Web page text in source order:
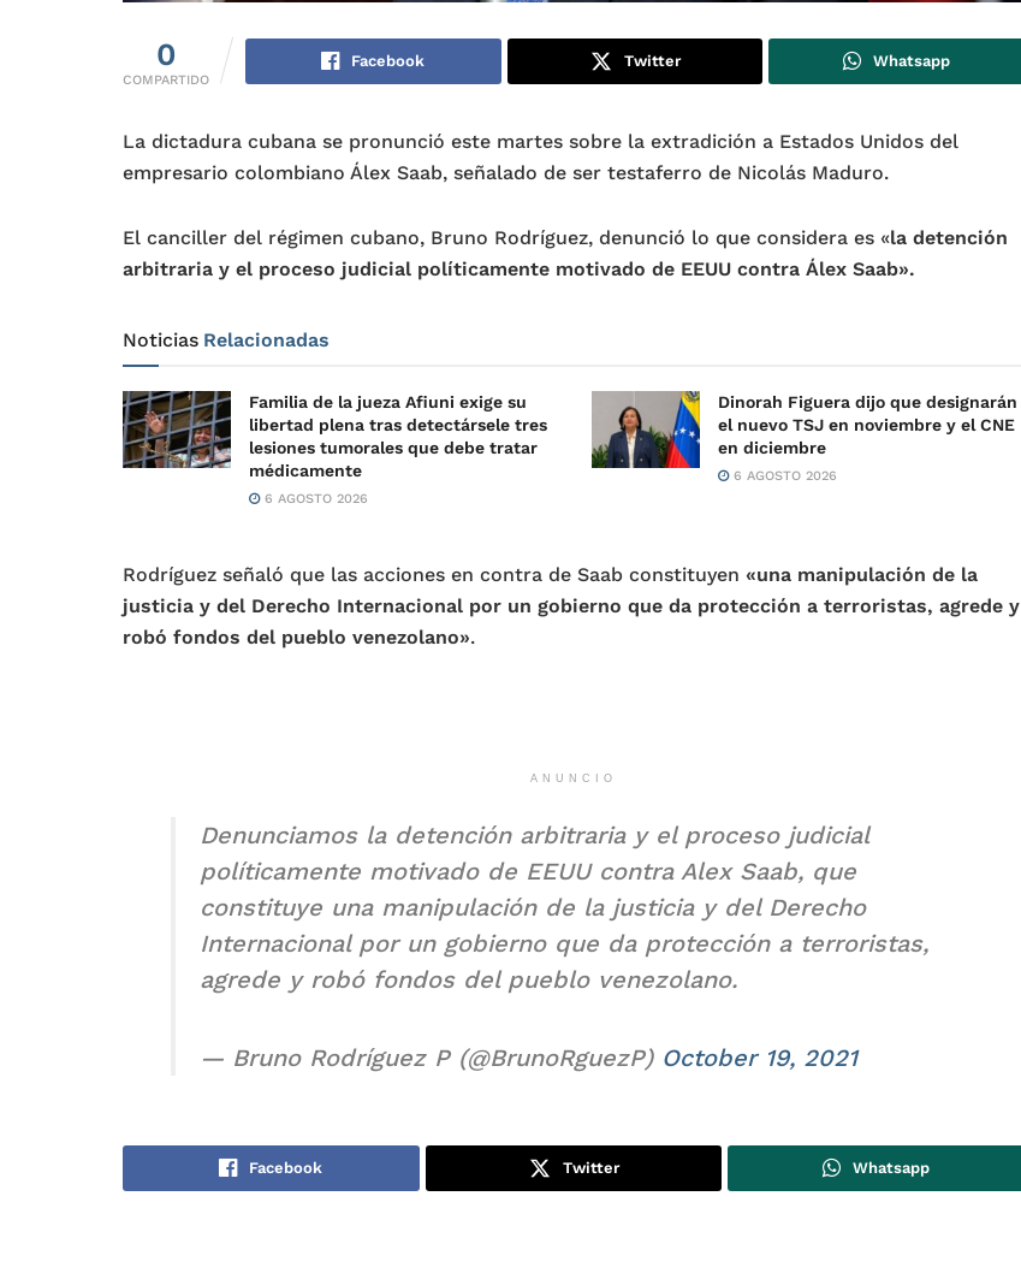
0
COMPARTIDO
Facebook Twitter Whatsapp
La dictadura cubana se pronunció este martes sobre la extradición a Estados Unidos del
empresario colombiano Álex Saab, señalado de ser testaferro de Nicolás Maduro.
El canciller del régimen cubano, Bruno Rodríguez, denunció lo que considera es «la detención
arbitraria y el proceso judicial políticamente motivado de EEUU contra Álex Saab».
Noticias Relacionadas
Familia de la jueza Afiuni exige su
libertad plena tras detectársele tres
lesiones tumorales que debe tratar
médicamente
6 AGOSTO 2026
Dinorah Figuera dijo que designarán
el nuevo TSJ en noviembre y el CNE
en diciembre
6 AGOSTO 2026
Rodríguez señaló que las acciones en contra de Saab constituyen «una manipulación de la
justicia y del Derecho Internacional por un gobierno que da protección a terroristas, agrede y
robó fondos del pueblo venezolano».
ANUNCIO
Denunciamos la detención arbitraria y el proceso judicial
políticamente motivado de EEUU contra Alex Saab, que
constituye una manipulación de la justicia y del Derecho
Internacional por un gobierno que da protección a terroristas,
agrede y robó fondos del pueblo venezolano.
— Bruno Rodríguez P (@BrunoRguezP) October 19, 2021
Facebook Twitter Whatsapp